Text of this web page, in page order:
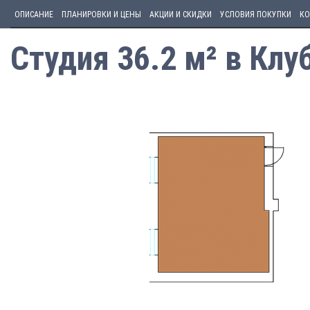
ОПИСАНИЕ ПЛАНИРОВКИ И ЦЕНЫ АКЦИИ И СКИДКИ УСЛОВИЯ ПОКУПКИ
Студия 36.2 м² в